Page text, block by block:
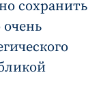
сохранить